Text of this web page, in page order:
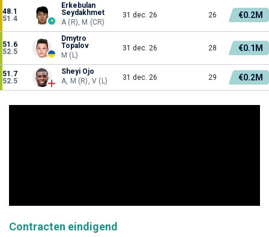
48.1
51.4
Erkebulan
Seydakhmet
A (R), M (CR)
31 dec. 26 26 €0.2M
51.6
52.5
Dmytro
Topalov
M (L)
31 dec. 26 28 €0.1M
51.7
52.5
Sheyi Ojo
A, M (R), V (L)
31 dec. 26 29 €0.2M
Contracten eindigend